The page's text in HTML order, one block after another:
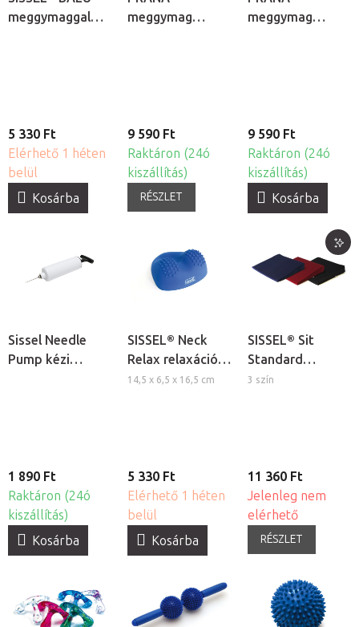
meggymaggal
5 330 Ft
Elérhető 1 héten
belül
Kosárba
meggymag
9 590 Ft
Raktáron (24ó
kiszállítás)
RÉSZLET
meggymag
9 590 Ft
Raktáron (24ó
kiszállítás)
Kosárba
Sissel Needle
Pump kézi
1 890 Ft
Raktáron (24ó
kiszállítás)
Kosárba
SISSEL® Neck
Relax relaxációs
nyakpárna
14,5 x 6,5 x 16,5 cm
5 330 Ft
Elérhető 1 héten
belül
Kosárba
SISSEL® Sit
Standard
tartásjavító ülő
3 szín
11 360 Ft
Jelenleg nem
elérhető
RÉSZLET